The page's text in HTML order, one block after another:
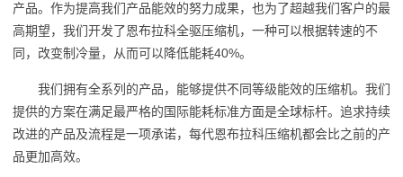
产品。作为提高我们产品能效的努力成果，也为了超越我们客户的最
高期望，我们开发了恩布拉科全驱压缩机，一种可以根据转速的不
同，改变制冷量，从而可以降低能耗40%。
我们拥有全系列的产品，能够提供不同等级能效的压缩机。我们
提供的方案在满足最严格的国际能耗标准方面是全球标杆。追求持续
改进的产品及流程是一项承诺，每代恩布拉科压缩机都会比之前的产
品更加高效。